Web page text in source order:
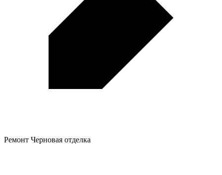
Ремонт Черновая отделка